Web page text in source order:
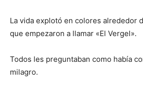
La vida explotó en colores alrededor
que empezaron a llamar «El Vergel».
Todos les preguntaban como había
milagro.